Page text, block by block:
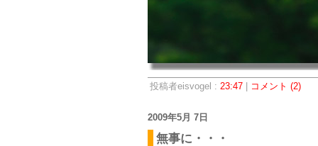
投稿者eisvogel : 23:47| コメント (2)
2009年5月 7日
無事に・・・